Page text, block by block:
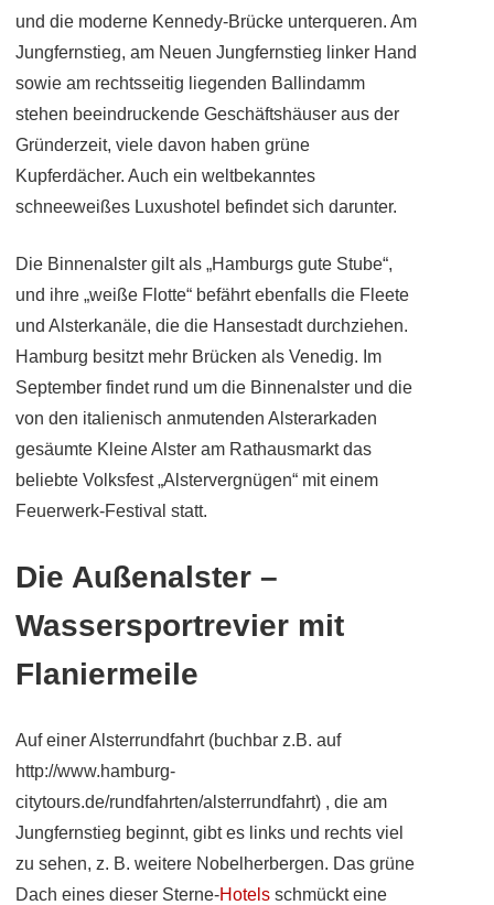
und die moderne Kennedy-Brücke unterqueren. Am
Jungfernstieg, am Neuen Jungfernstieg linker Hand
sowie am rechtsseitig liegenden Ballindamm
stehen beeindruckende Geschäftshäuser aus der
Gründerzeit, viele davon haben grüne
Kupferdächer. Auch ein weltbekanntes
schneeweißes Luxushotel befindet sich darunter.
Die Binnenalster gilt als „Hamburgs gute Stube“,
und ihre „weiße Flotte“ befährt ebenfalls die Fleete
und Alsterkanäle, die die Hansestadt durchziehen.
Hamburg besitzt mehr Brücken als Venedig. Im
September findet rund um die Binnenalster und die
von den italienisch anmutenden Alsterarkaden
gesäumte Kleine Alster am Rathausmarkt das
beliebte Volksfest „Alstervergnügen“ mit einem
Feuerwerk-Festival statt.
Die Außenalster –
Wassersportrevier mit
Flaniermeile
Auf einer Alsterrundfahrt (buchbar z.B. auf
http://www.hamburg-
citytours.de/rundfahrten/alsterrundfahrt) , die am
Jungfernstieg beginnt, gibt es links und rechts viel
zu sehen, z. B. weitere Nobelherbergen. Das grüne
Dach eines dieser Sterne-Hotels schmückt eine